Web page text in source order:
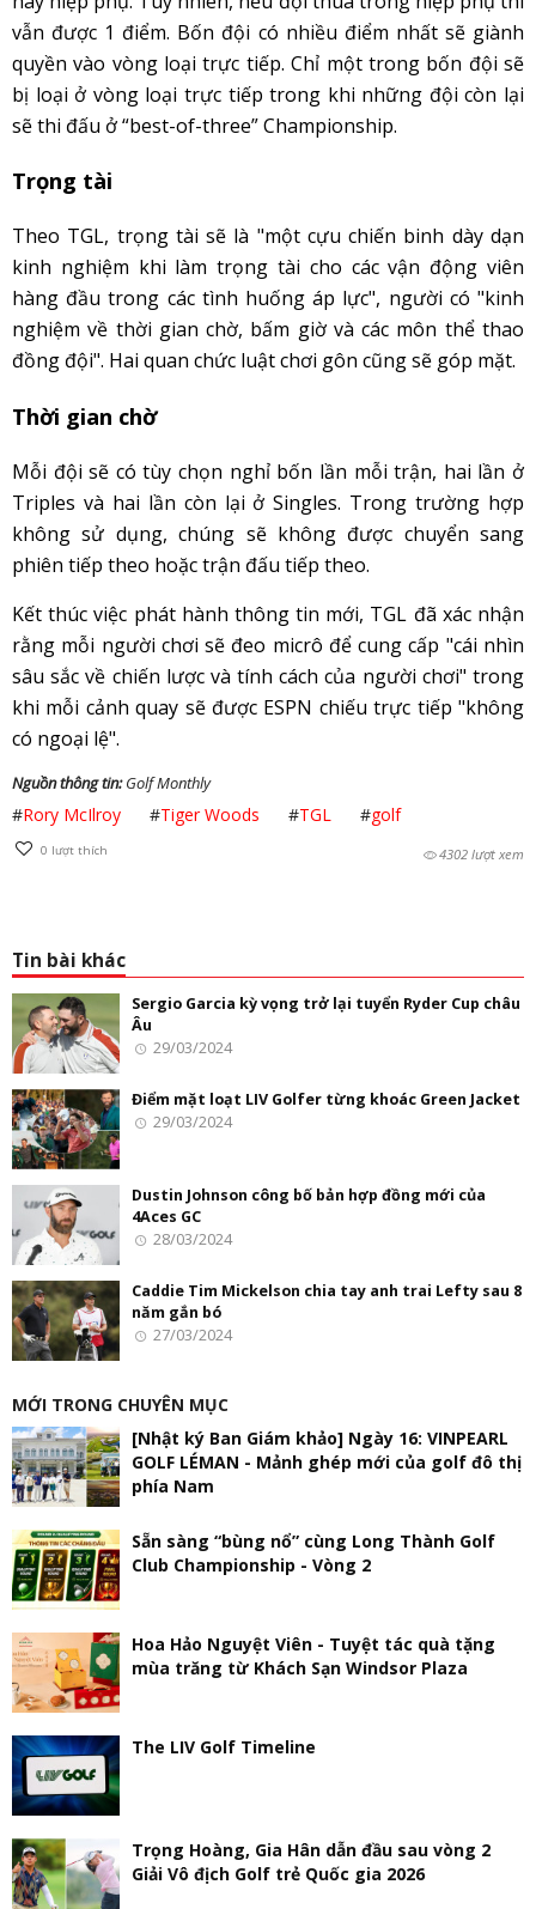
vẫn được 1 điểm. Bốn đội có nhiều điểm nhất sẽ giành
quyền vào vòng loại trực tiếp. Chỉ một trong bốn đội sẽ
bị loại ở vòng loại trực tiếp trong khi những đội còn lại
sẽ thi đấu ở “best-of-three” Championship.
Trọng tài
Theo TGL, trọng tài sẽ là "một cựu chiến binh dày dạn
kinh nghiệm khi làm trọng tài cho các vận động viên
hàng đầu trong các tình huống áp lực", người có "kinh
nghiệm về thời gian chờ, bấm giờ và các môn thể thao
đồng đội". Hai quan chức luật chơi gôn cũng sẽ góp mặt.
Thời gian chờ
Mỗi đội sẽ có tùy chọn nghỉ bốn lần mỗi trận, hai lần ở
Triples và hai lần còn lại ở Singles. Trong trường hợp
không sử dụng, chúng sẽ không được chuyển sang
phiên tiếp theo hoặc trận đấu tiếp theo.
Kết thúc việc phát hành thông tin mới, TGL đã xác nhận
rằng mỗi người chơi sẽ đeo micrô để cung cấp "cái nhìn
sâu sắc về chiến lược và tính cách của người chơi" trong
khi mỗi cảnh quay sẽ được ESPN chiếu trực tiếp "không
có ngoại lệ".
Nguồn thông tin:Golf Monthly
#Rory McIlroy #Tiger Woods #TGL #golf
0 lượt thích 4302 lượt xem
Tin bài khác
Sergio Garcia kỳ vọng trở lại tuyển Ryder Cup châu
Âu
29/03/2024
Điểm mặt loạt LIV Golfer từng khoác Green Jacket
29/03/2024
Dustin Johnson công bố bản hợp đồng mới của
4Aces GC
28/03/2024
Caddie Tim Mickelson chia tay anh trai Lefty sau 8
năm gắn bó
27/03/2024
MỚI TRONG CHUYÊN MỤC
[Nhật ký Ban Giám khảo] Ngày 16: VINPEARL
GOLF LÉMAN - Mảnh ghép mới của golf đô thị
phía Nam
Sẵn sàng “bùng nổ” cùng Long Thành Golf
Club Championship - Vòng 2
Hoa Hảo Nguyệt Viên - Tuyệt tác quà tặng
mùa trăng từ Khách Sạn Windsor Plaza
The LIV Golf Timeline
Trọng Hoàng, Gia Hân dẫn đầu sau vòng 2
Giải Vô địch Golf trẻ Quốc gia 2026